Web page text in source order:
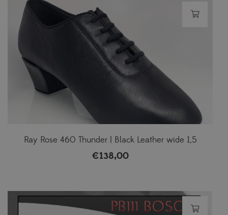
Ray Rose 460 Thunder | Black Leather wide 1,5
€138,00